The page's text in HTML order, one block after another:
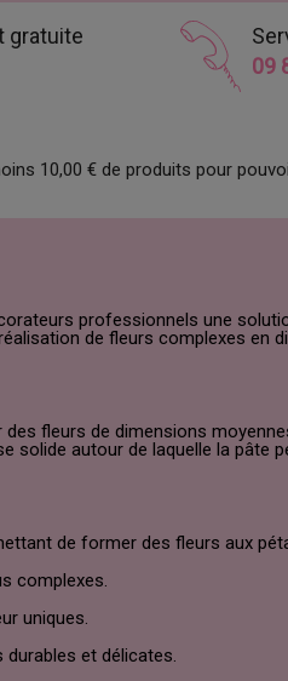
gratuite
09
10,00 € de produits pour
professionnels une
de fleurs complexes en
fleurs de dimensions
solide autour de laquelle la pâte
de former des fleurs aux
complexes.
uniques.
et délicates.